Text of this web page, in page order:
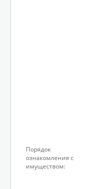
Порядок
ознакомления с
имуществом: